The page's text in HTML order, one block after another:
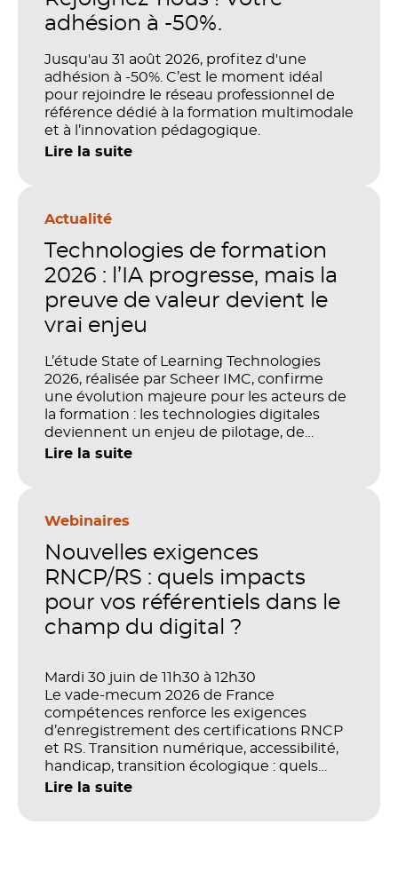
adhésion à -50%.
Jusqu'au 31 août 2026, profitez d'une
adhésion à -50%. C’est le moment idéal
pour rejoindre le réseau professionnel de
référence dédié à la formation multimodale
et à l’innovation pédagogique.
Lire la suite
Actualité
Technologies de formation
2026 : l’IA progresse, mais la
preuve de valeur devient le
vrai enjeu
L’étude State of Learning Technologies
2026, réalisée par Scheer IMC, confirme
une évolution majeure pour les acteurs de
la formation : les technologies digitales
deviennent un enjeu de pilotage, de
performance et de preuve de valeur. IA,
stratégique. Mais comment démontrer
investissements sur les compétences, la
productivité et la performance des
Lire la suite
Webinaires
Nouvelles exigences
RNCP/RS : quels impacts
pour vos référentiels dans le
champ du digital ?
Mardi 30 juin de 11h30 à 12h30
Le vade-mecum 2026 de France
compétences renforce les exigences
d’enregistrement des certifications RNCP
et RS. Transition numérique, accessibilité,
handicap, transition écologique : quels
impacts concrets pour les référentiels dans
Lire la suite